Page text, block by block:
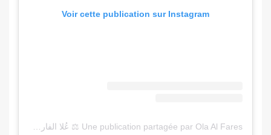
Voir cette publication sur Instagram